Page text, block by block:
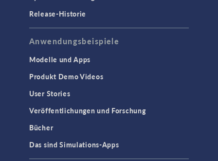
Release-Historie
Anwendungsbeispiele
Modelle und Apps
Produkt Demo Videos
User Stories
Veröffentlichungen und Forschung
Bücher
Das sind Simulations-Apps